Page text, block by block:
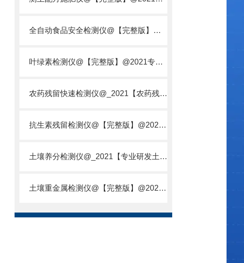
全自动食品安全检测仪@【完整版】@2021专业全自动食品检测仪器仪表
叶绿素检测仪@【完整版】@2021专业叶绿素检测仪器仪表
农药残留快速检测仪@_2021【农药残留检测仪器仪表DE原理】
抗生素残留检测仪@【完整版】@2021专业抗生素残留检测仪器仪表
土壤养分检测仪@_2021【专业研发土壤养分快速检测仪器仪表厂】
土壤重金属检测仪@【完整版】@2021专业土壤重金属快速检测仪器仪表